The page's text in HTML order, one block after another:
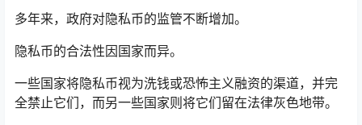
多年来，政府对隐私币的监管不断增加。
隐私币的合法性因国家而异。
一些国家将隐私币视为洗钱或恐怖主义融资的渠道，并完
全禁止它们，而另一些国家则将它们留在法律灰色地带。